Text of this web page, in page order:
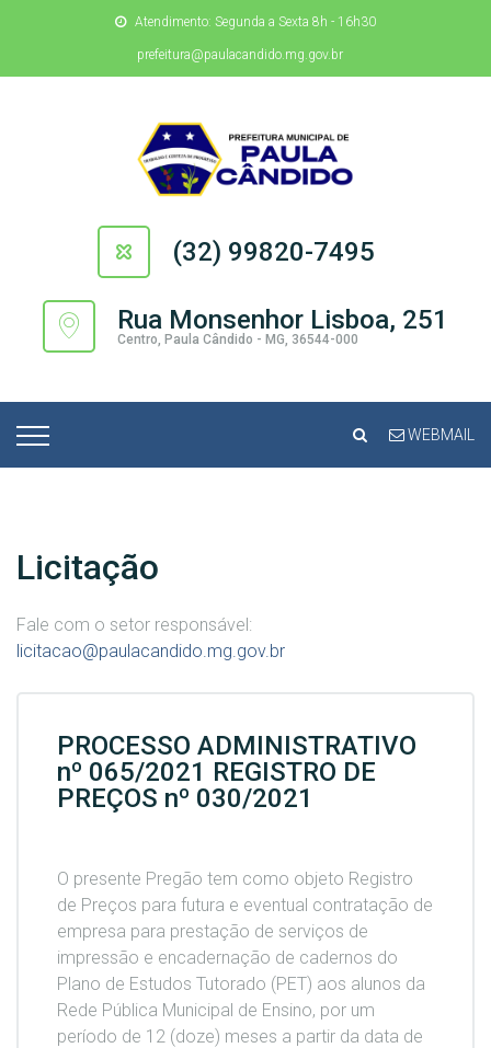
Atendimento: Segunda a Sexta 8h - 16h30
prefeitura@paulacandido.mg.gov.br
(32) 99820-7495
Rua Monsenhor Lisboa, 251
Centro, Paula Cândido - MG, 36544-000
WEBMAIL
Licitação
Fale com o setor responsável:
licitacao@paulacandido.mg.gov.br
PROCESSO ADMINISTRATIVO
nº 065/2021 REGISTRO DE
PREÇOS nº 030/2021
O presente Pregão tem como objeto Registro
de Preços para futura e eventual contratação de
empresa para prestação de serviços de
impressão e encadernação de cadernos do
Plano de Estudos Tutorado (PET) aos alunos da
Rede Pública Municipal de Ensino, por um
período de 12 (doze) meses a partir da data de